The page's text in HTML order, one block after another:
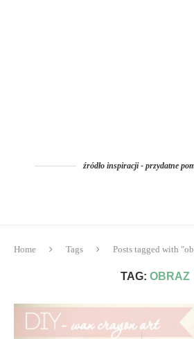
źródło inspiracji - przydatne
Home Tags Posts tagged with
TAG: OBRAZ